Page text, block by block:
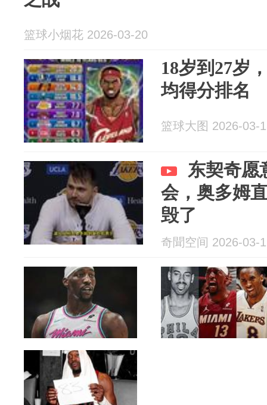
篮球小烟花 2026-03-20
18岁到27岁
均得分排名
篮球大图 2026-03-
东契奇愿
会，奥多姆
毁了
奇聞空间 2026-03-